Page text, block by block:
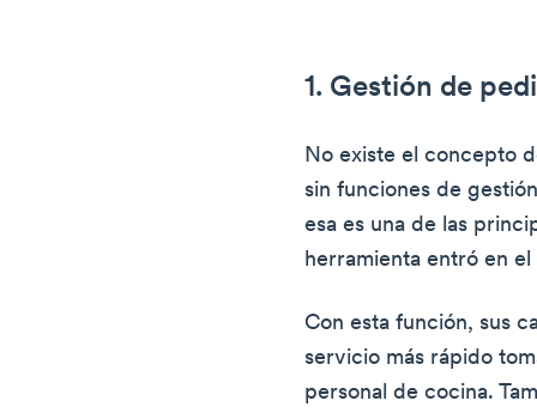
1. Gestión de
No existe el concepto
sin funciones de
esa es una de las
herramienta entró en
Con esta función, sus
servicio más rápido
personal de cocina.